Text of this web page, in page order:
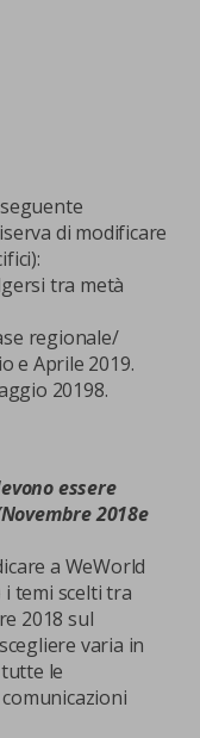
di modificare
tra metà
regionale/
e Aprile 2019.
20198.
essere
2018e
a WeWorld
temi scelti tra
2018 sul
varia in
le